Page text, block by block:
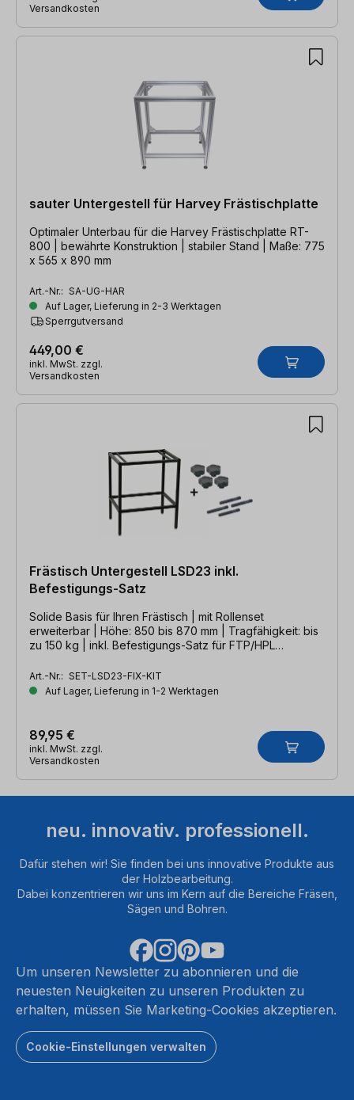
Versandkosten
sauter Untergestell für Harvey Frästischplatte
Optimaler Unterbau für die Harvey Frästischplatte RT-
800 | bewährte Konstruktion | stabiler Stand | Maße: 775
x 565 x 890 mm
Art.-Nr.: SA-UG-HAR
Auf Lager, Lieferung in 2-3 Werktagen
Sperrgutversand
449,00 €
inkl. MwSt. zzgl.
Versandkosten
Frästisch Untergestell LSD23 inkl.
Befestigungs-Satz
Solide Basis für Ihren Frästisch | mit Rollenset
erweiterbar | Höhe: 850 bis 870 mm | Tragfähigkeit: bis
zu 150 kg | inkl. Befestigungs-Satz für FTP/HPL
Art.-Nr.: SET-LSD23-FIX-KIT
Auf Lager, Lieferung in 1-2 Werktagen
89,95 €
inkl. MwSt. zzgl.
Versandkosten
neu. innovativ. professionell.
Dafür stehen wir! Sie finden bei uns innovative Produkte aus
der Holzbearbeitung.
Dabei konzentrieren wir uns im Kern auf die Bereiche Fräsen,
Sägen und Bohren.
Um unseren Newsletter zu abonnieren und die
neuesten Neuigkeiten zu unseren Produkten zu
erhalten, müssen Sie Marketing-Cookies akzeptieren.
Cookie-Einstellungen verwalten